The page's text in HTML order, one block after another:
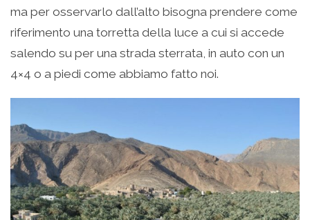
ma per osservarlo dall’alto bisogna prendere come
riferimento una torretta della luce a cui si accede
salendo su per una strada sterrata, in auto con un
4×4 o a piedi come abbiamo fatto noi.